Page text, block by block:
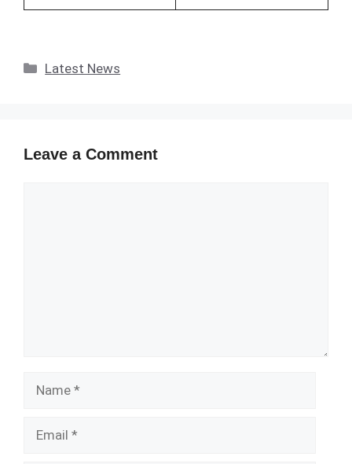
Categories
Latest News
Leave a Comment
Name
Email